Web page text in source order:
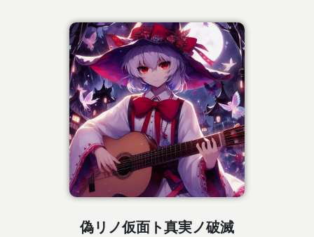
偽リノ仮面ト真実ノ破滅